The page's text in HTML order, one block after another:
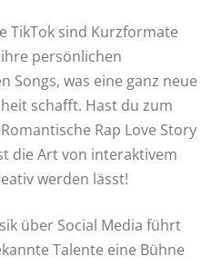
TikTok sind Kurzformate
persönlichen
Songs, was eine ganz neue
schafft. Hast du zum
Rap Love Story
die Art von interaktivem
werden lässt!
über Social Media führt
Talente eine Bühne